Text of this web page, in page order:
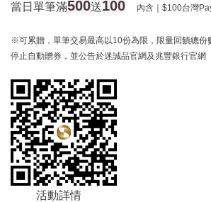
當日單筆滿500送100 內含｜$100台灣
※可累贈，單筆交易最高以10份為限，限量回饋總份
停止自動贈券，並公告於迷誠品官網及兆豐銀行官網
活動詳情